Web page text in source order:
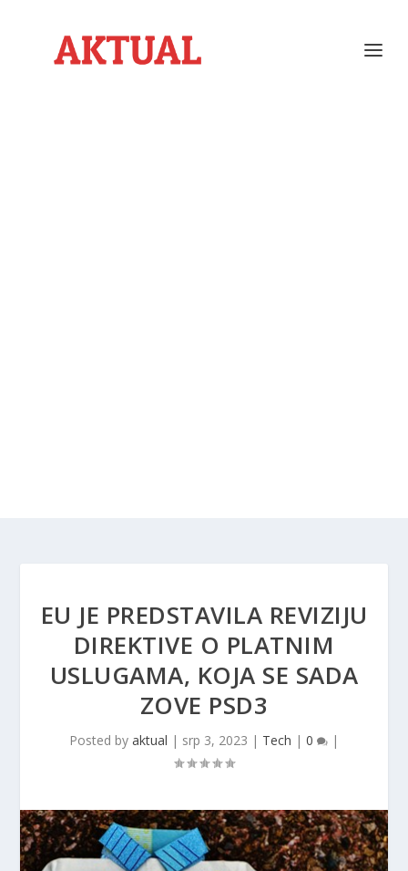
EU JE PREDSTAVILA REVIZIJU
DIREKTIVE O PLATNIM
USLUGAMA, KOJA SE SADA
ZOVE PSD3
Posted by aktual | srp 3, 2023 | Tech | 0 |